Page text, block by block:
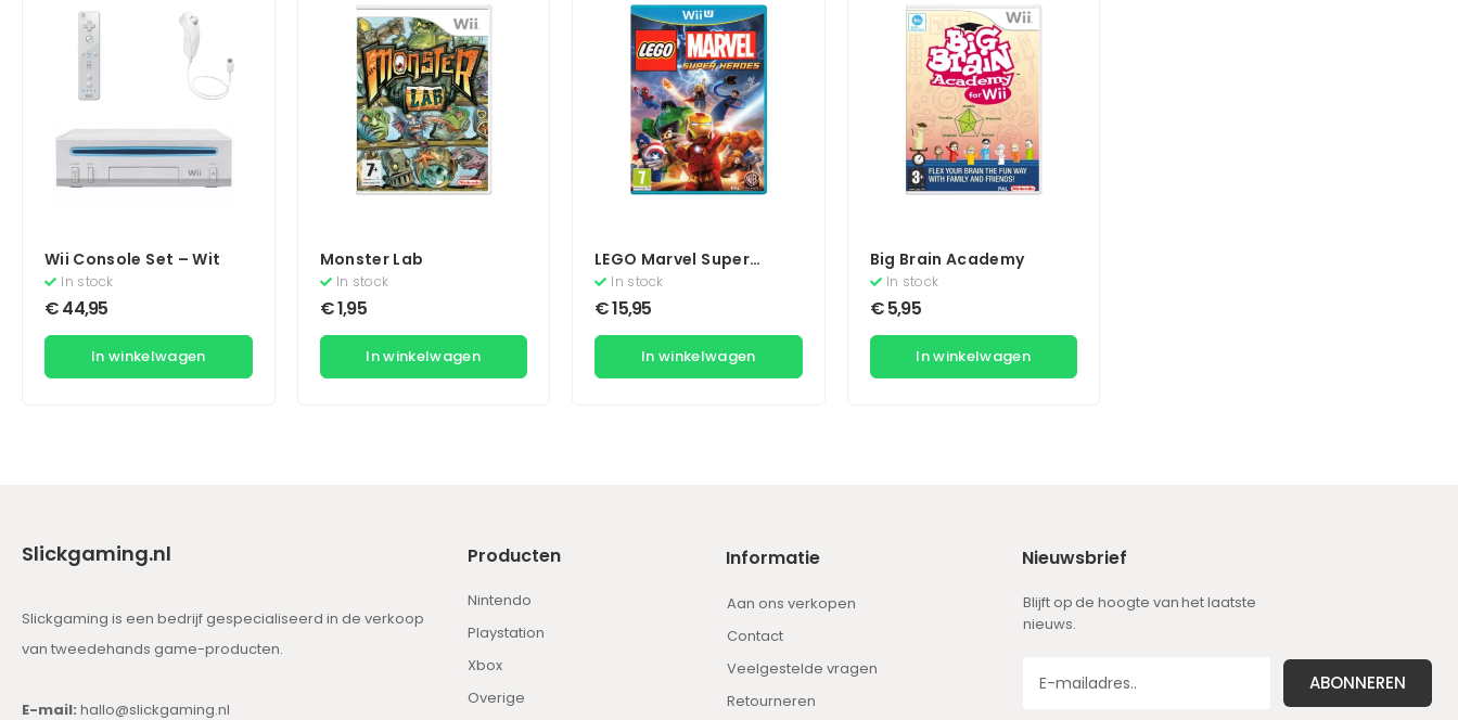
Wii Console Set – Wit
In stock
€44,95
In winkelwagen
Monster Lab
In stock
€1,95
In winkelwagen
LEGO Marvel Super
Heroes
In stock
€15,95
In winkelwagen
Big Brain Academy
In stock
€5,95
In winkelwagen
Slickgaming.nl
Slickgaming is een bedrijf gespecialiseerd in de verkoop
van tweedehands game-producten.
E-mail: hallo@slickgaming.nl
Producten
Nintendo
Playstation
Xbox
Overige
Informatie
Aan ons verkopen
Contact
Veelgestelde vragen
Retourneren
Nieuwsbrief
Blijft op de hoogte van het laatste
nieuws.